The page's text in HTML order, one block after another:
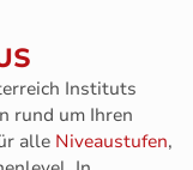
Instituts
rund um Ihren
alle Niveaustufen,